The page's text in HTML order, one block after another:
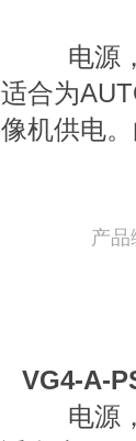
电源
适合为
像机供电
产
VG4-A-
电源